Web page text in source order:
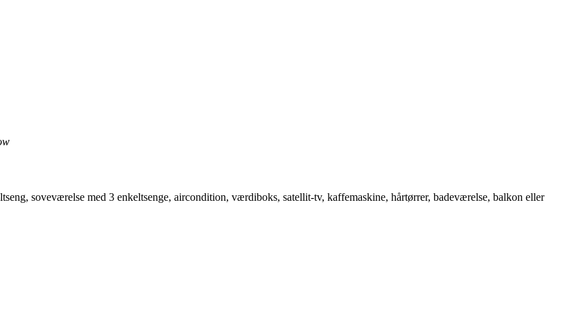
soveværelse med 3 enkeltsenge, aircondition, værdiboks, satellit-tv, kaffemaskine, hårtørrer, badeværelse, balkon eller